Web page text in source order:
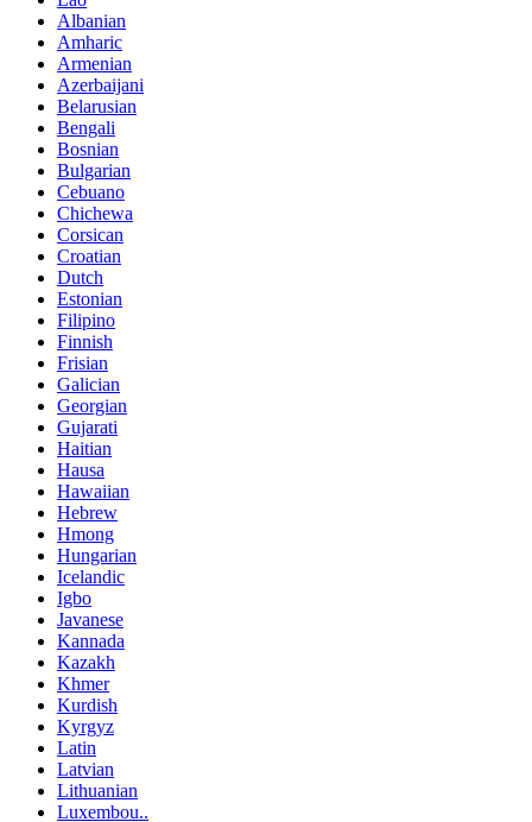
Albanian
Amharic
Armenian
Azerbaijani
Belarusian
Bengali
Bosnian
Bulgarian
Cebuano
Chichewa
Corsican
Croatian
Dutch
Estonian
Filipino
Finnish
Frisian
Galician
Georgian
Gujarati
Haitian
Hausa
Hawaiian
Hebrew
Hmong
Hungarian
Icelandic
Igbo
Javanese
Kannada
Kazakh
Khmer
Kurdish
Kyrgyz
Latin
Latvian
Lithuanian
Luxembou..